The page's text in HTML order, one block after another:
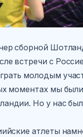
сборной
встречи с
молодым
моментах мы
Но у нас
атлеты